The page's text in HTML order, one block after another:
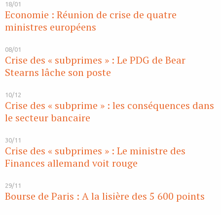
18/01
Economie : Réunion de crise de quatre
ministres européens
08/01
Crise des « subprimes » : Le PDG de Bear
Stearns lâche son poste
10/12
Crise des « subprime » : les conséquences dans
le secteur bancaire
30/11
Crise des « subprimes » : Le ministre des
Finances allemand voit rouge
29/11
Bourse de Paris : A la lisière des 5 600 points